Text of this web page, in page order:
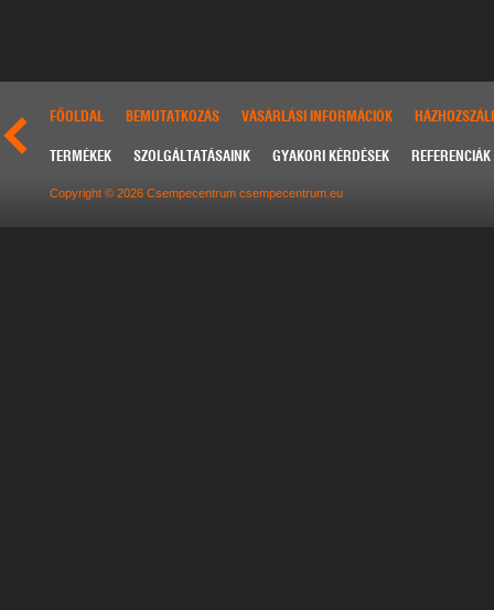
FŐOLDAL BEMUTATKOZÁS VÁSÁRLÁSI INFORMÁCIÓK
TERMÉKEK SZOLGÁLTATÁSAINK GYAKORI KÉRDÉSEK REFERENCIÁK
Copyright © 2026 Csempecentrum csempecentrum.eu